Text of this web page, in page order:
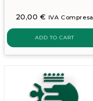
20,00€ IVA Compresa
ADD TO CART